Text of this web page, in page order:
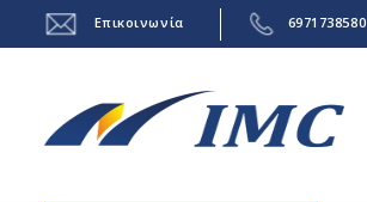
Επικοινωνία 6971738580